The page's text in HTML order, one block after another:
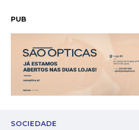
PUB
Pedras Negras e Lagoa da Ervedeira
balneares este Verão
SOCIEDADE